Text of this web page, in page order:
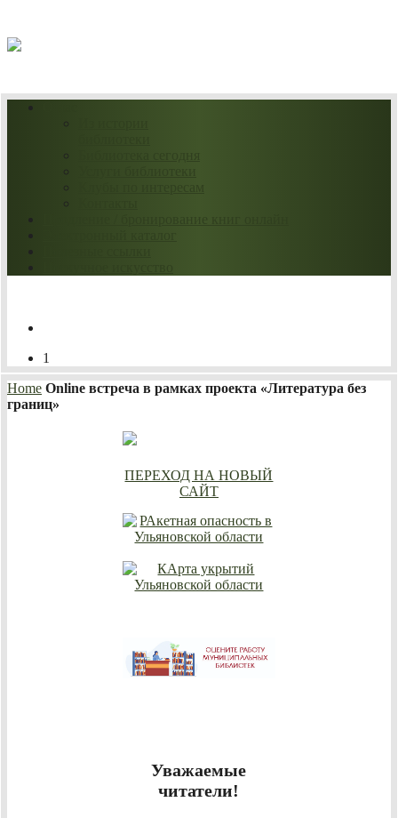
1
Home Online встреча в рамках проекта «Литература без
границ»
ПЕРЕХОД НА НОВЫЙ
САЙТ
Уважаемые
читатели!